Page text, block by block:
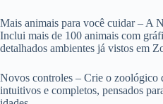
Mais animais para você cuidar – A
Inclui mais de 100 animais com
detalhados ambientes já vistos em
Novos controles – Crie o zoológico
intuitivos e completos, pensados